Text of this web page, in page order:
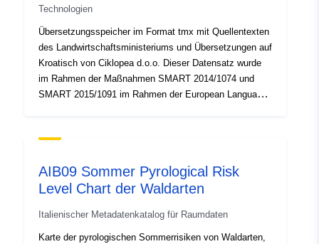
Technologien
Übersetzungsspeicher im Format tmx mit Quellentexten
des Landwirtschaftsministeriums und Übersetzungen auf
Kroatisch von Ciklopea d.o.o. Dieser Datensatz wurde
im Rahmen der Maßnahmen SMART 2014/1074 und
SMART 2015/1091 im Rahmen der European Language
Weitere Informationen zum Projekt finden Sie unter:
AIB09 Sommer Pyrological Risk
Level Chart der Waldarten
Italienischer Metadatenkatalog für Raumdaten
Karte der pyrologischen Sommerrisiken von Waldarten,